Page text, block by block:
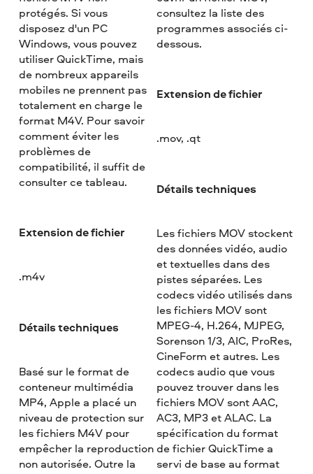
protégés. Si vous
disposez d'un PC
Windows, vous pouvez
utiliser QuickTime, mais
de nombreux appareils
mobiles ne prennent pas
totalement en charge le
format M4V. Pour savoir
comment éviter les
problèmes de
compatibilité, il suffit de
consulter ce tableau.
Extension de fichier
.m4v
Détails techniques
Basé sur le format de
conteneur multimédia
MP4, Apple a placé un
niveau de protection sur
les fichiers M4V pour
empêcher la reproduction
non autorisée. Outre la
consultez la liste des
programmes associés ci-
dessous.
Extension de fichier
.mov, .qt
Détails techniques
Les fichiers MOV stockent
des données vidéo, audio
et textuelles dans des
pistes séparées. Les
codecs vidéo utilisés dans
les fichiers MOV sont
MPEG-4, H.264, MJPEG,
Sorenson 1/3, AIC, ProRes,
CineForm et autres. Les
codecs audio que vous
pouvez trouver dans les
fichiers MOV sont AAC,
AC3, MP3 et ALAC. La
spécification du format
de fichier QuickTime a
servi de base au format